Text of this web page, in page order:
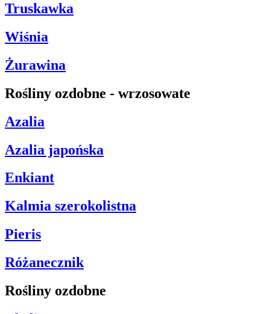
Truskawka
Wiśnia
Żurawina
Rośliny ozdobne - wrzosowate
Azalia
Azalia japońska
Enkiant
Kalmia szerokolistna
Pieris
Różanecznik
Rośliny ozdobne